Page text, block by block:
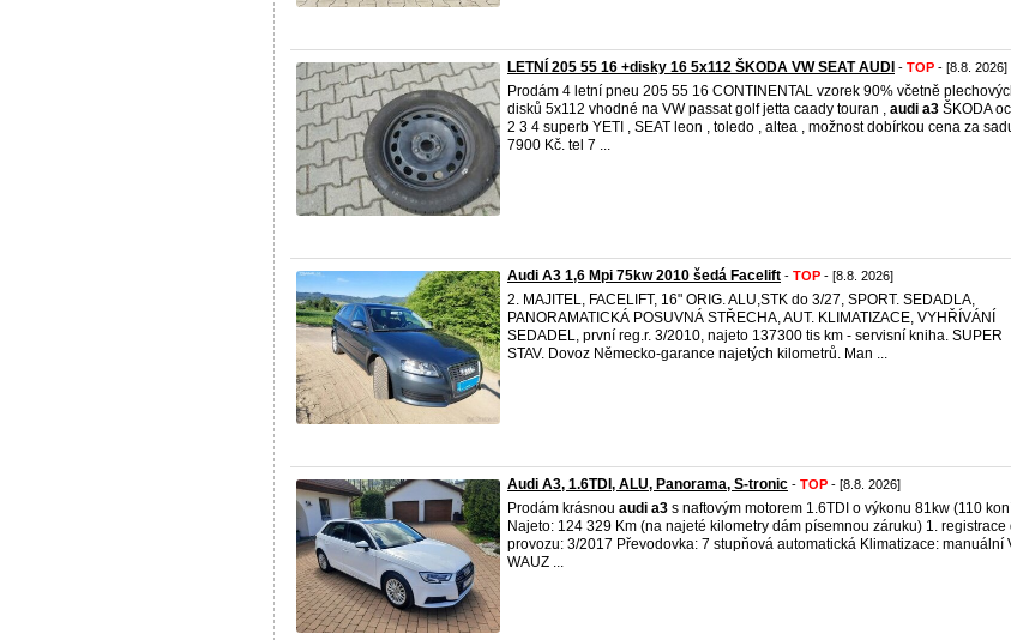
LETNÍ 205 55 16 +disky 16 5x112 ŠKODA VW SEAT AUDI - TOP - [8.8. 2026]
Prodám 4 letní pneu 205 55 16 CONTINENTAL vzorek 90% včetně
disků 5x112 vhodné na VW passat golf jetta caady touran , audi a3 ŠKODA
2 3 4 superb YETI , SEAT leon , toledo , altea , možnost dobírkou cena za
7900 Kč. tel 7 ...
Audi A3 1,6 Mpi 75kw 2010 šedá Facelift - TOP - [8.8. 2026]
2. MAJITEL, FACELIFT, 16" ORIG. ALU,STK do 3/27, SPORT. SEDADLA,
PANORAMATICKÁ POSUVNÁ STŘECHA, AUT. KLIMATIZACE, VYHŘÍVÁNÍ
SEDADEL, první reg.r. 3/2010, najeto 137300 tis km - servisní kniha. SUPER
STAV. Dovoz Německo-garance najetých kilometrů. Man ...
Audi A3, 1.6TDI, ALU, Panorama, S-tronic - TOP - [8.8. 2026]
Prodám krásnou audi a3 s naftovým motorem 1.6TDI o výkonu 81kw (110
Najeto: 124 329 Km (na najeté kilometry dám písemnou záruku) 1. registrace
provozu: 3/2017 Převodovka: 7 stupňová automatická Klimatizace: manuální
WAUZ ...